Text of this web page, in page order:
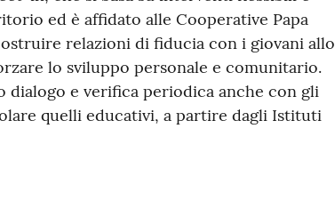
ed è affidato alle Cooperative Papa
relazioni di fiducia con i giovani allo
lo sviluppo personale e comunitario.
e verifica periodica anche con gli
quelli educativi, a partire dagli Istituti